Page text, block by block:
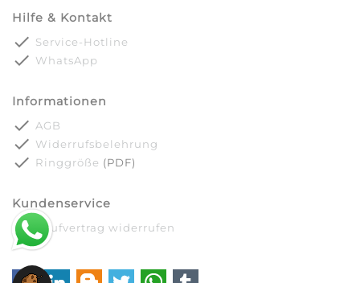
Hilfe & Kontakt
done Service-Hotline
done WhatsApp
Informationen
done AGB
done Widerrufsbelehrung
done Ringgröße (PDF)
Kundenservice
done Kaufvertrag widerrufen